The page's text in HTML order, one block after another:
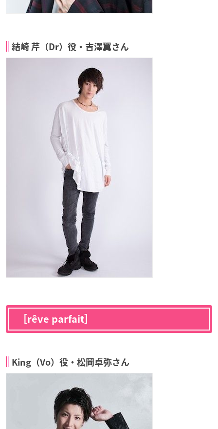
結崎 芹（Dr）役・吉澤翼さん
［rêve parfait］
King（Vo）役・松岡卓弥さん